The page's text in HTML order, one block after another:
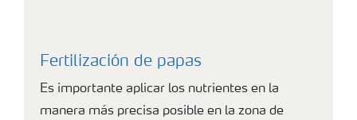
Fertilización de papas
Es importante aplicar los nutrientes en la
manera más precisa posible en la zona de